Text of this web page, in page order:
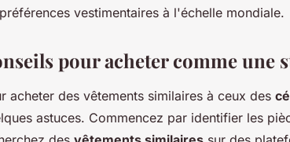
vestimentaires à l'échelle mondiale.
pour acheter comme une
acheter des vêtements similaires à ceux des
astuces. Commencez par identifier les